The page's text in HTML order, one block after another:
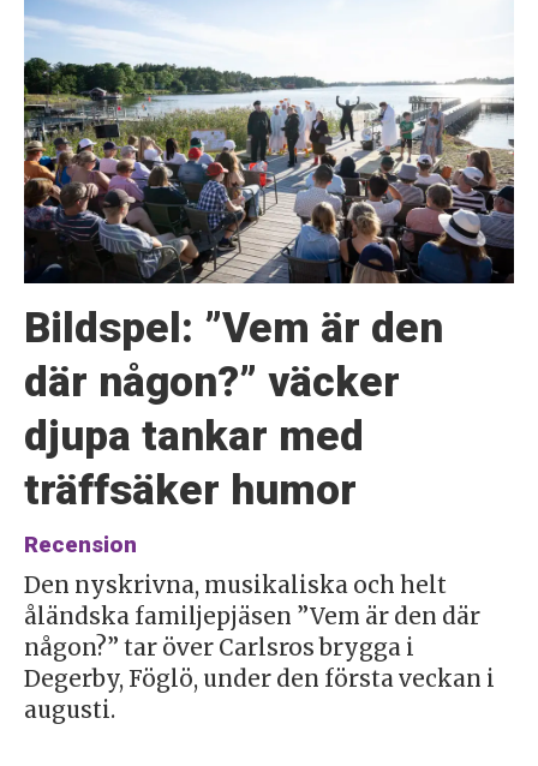
Bildspel: ”Vem är den
där någon?” väcker
djupa tankar med
träffsäker humor
Recension
Den nyskrivna, musikaliska och helt
åländska familjepjäsen ”Vem är den där
någon?” tar över Carlsros brygga i
Degerby, Föglö, under den första veckan i
augusti.